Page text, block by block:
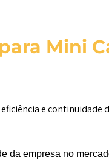
Mini
e continuidade
da empresa no